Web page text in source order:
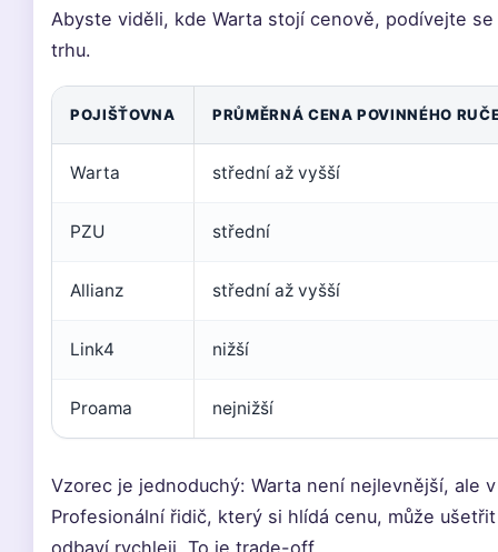
Abyste viděli, kde Warta stojí cenově, podívejte
trhu.
POJIŠŤOVNA PRŮMĚRNÁ CENA POVINNÉHO
Warta střední až vyšší
PZU střední
Allianz střední až vyšší
Link4 nižší
Proama nejnižší
Vzorec je jednoduchý: Warta není nejlevnější, ale
Profesionální řidič, který si hlídá cenu, může